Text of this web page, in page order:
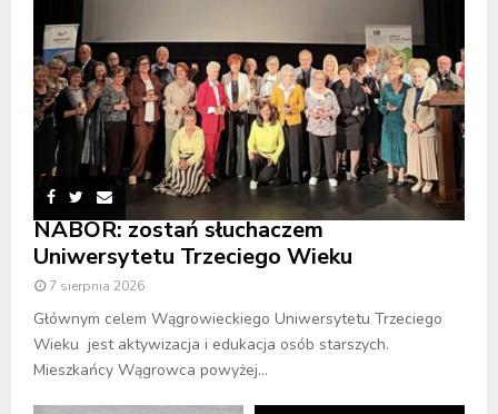
NABÓR: zostań słuchaczem
Uniwersytetu Trzeciego Wieku
7 sierpnia 2026
Głównym celem Wągrowieckiego Uniwersytetu Trzeciego
Wieku jest aktywizacja i edukacja osób starszych.
Mieszkańcy Wągrowca powyżej...